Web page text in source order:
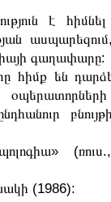
է
գաղափարը:
հիմք են
(1986):